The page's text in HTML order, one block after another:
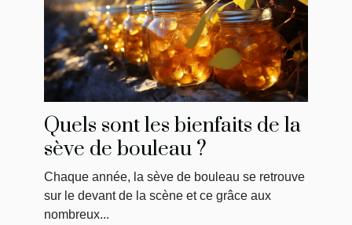
Quels sont les bienfaits de la
sève de bouleau ?
Chaque année, la sève de bouleau se retrouve
sur le devant de la scène et ce grâce aux
nombreux...